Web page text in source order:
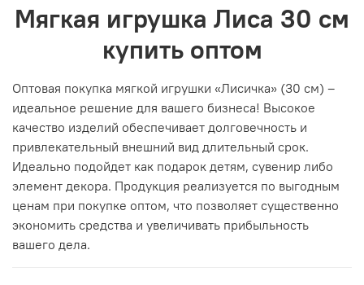
Мягкая игрушка Лиса 30 см
купить оптом
Оптовая покупка мягкой игрушки «Лисичка» (30 см) –
идеальное решение для вашего бизнеса! Высокое
качество изделий обеспечивает долговечность и
привлекательный внешний вид длительный срок.
Идеально подойдет как подарок детям, сувенир либо
элемент декора. Продукция реализуется по выгодным
ценам при покупке оптом, что позволяет существенно
экономить средства и увеличивать прибыльность
вашего дела.